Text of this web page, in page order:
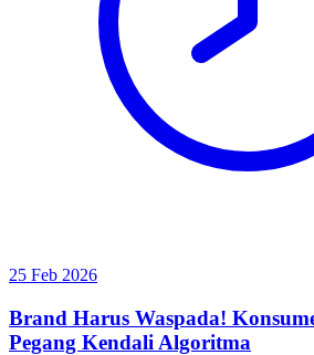
25 Feb 2026
Brand Harus Waspada!
Pegang Kendali Algoritma